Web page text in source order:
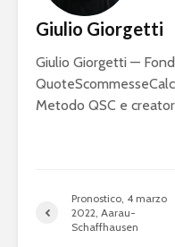
Giulio Giorgetti
Giulio Giorgetti —
Metodo QSC e
Pronostico, 4 marzo
2022, Aarau-
Schaffhausen